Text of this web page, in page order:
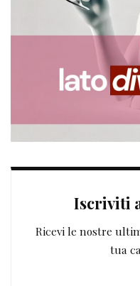
Iscriviti
Ricevi le nostre
tua